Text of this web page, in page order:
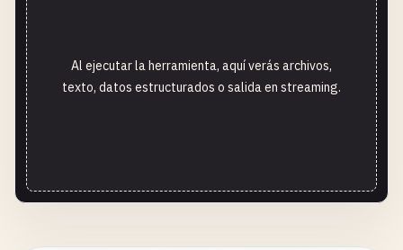
Al ejecutar la herramienta, aquí verás archivos,
texto, datos estructurados o salida en streaming.